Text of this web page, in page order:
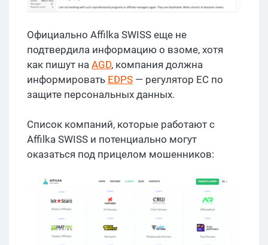
Официально Affilka SWISS еще не
подтвердила информацию о взоме, хотя
как пишут на AGD, компания должна
информировать EDPS — регулятор ЕС по
защите персональных данных.
Список компаний, которые работают с
Affilka SWISS и потенциально могут
оказаться под прицелом мошенников: